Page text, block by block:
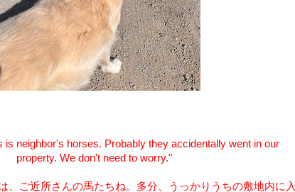
is neighbor's horses. Probably they accidentally went in our
property. We don't need to worry."
、ご近所さんの馬たちね。多分、うっかりうちの敷地内に入